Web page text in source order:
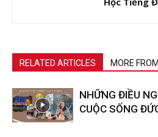
RELATED ARTICLES MORE
NHỮNG ĐIỀU
CUỘC SỐNG